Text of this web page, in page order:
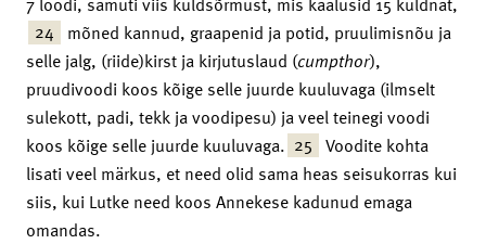
24 mõned kannud, graapenid ja potid, pruulimisnõu ja
selle jalg, (riide)kirst ja kirjutuslaud (cumpthor),
pruudivoodi koos kõige selle juurde kuuluvaga (ilmselt
sulekott, padi, tekk ja voodipesu) ja veel teinegi voodi
koos kõige selle juurde kuuluvaga. 25 Voodite kohta
lisati veel märkus, et need olid sama heas seisukorras kui
siis, kui Lutke need koos Annekese kadunud emaga
omandas.